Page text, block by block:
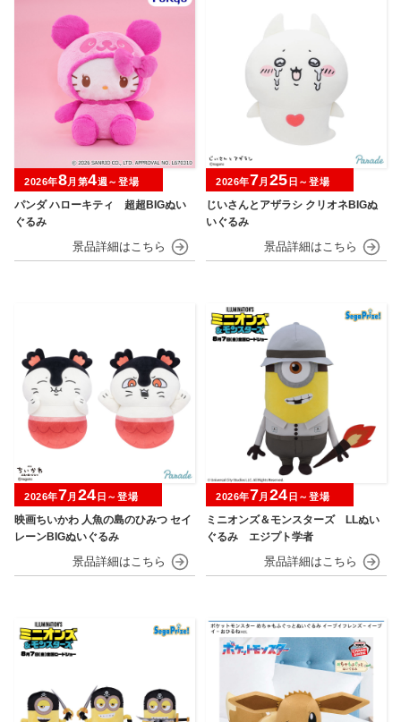
パンダ ハローキティ 超超BIGぬい
ぐるみ
2026年8月第4週～登場
じいさんとアザラシ クリオネBIGぬ
いぐるみ
2026年7月 25 日～登場
映画ちいかわ 人魚の島のひみつ セイ
レーンBIGぬいぐるみ
2026年7月 24 日～登場
ミニオンズ＆モンスターズ LLぬい
ぐるみ エジプト学者
2026年7月 24 日～登場